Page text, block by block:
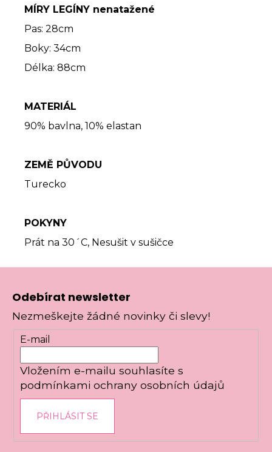
MÍRY LEGÍNY nenatažené
Pas: 28cm
Boky: 34cm
Délka: 88cm
MATERIÁL
90% bavlna, 10% elastan
ZEMĚ PŮVODU
Turecko
POKYNY
Prát na 30´C, Nesušit v sušičce
Z
Odebírat newsletter
Nezmeškejte žádné novinky či slevy!
E-mail
Vložením e-mailu souhlasíte s
podmínkami ochrany osobních údajů
PŘIHLÁSIT SE